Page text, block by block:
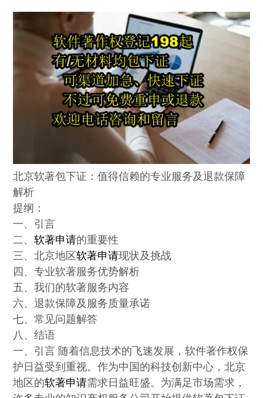
北京软著包下证：值得信赖的专业服务及退款保障
解析
提纲：
一、引言
二、软著申请的重要性
三、北京地区软著申请现状及挑战
四、专业软著服务优势解析
五、我们的软著服务内容
六、退款保障及服务质量承诺
七、常见问题解答
八、结语
一、引言 随着信息技术的飞速发展，软件著作权保
护日益受到重视。作为中国的科技创新中心，北京
地区的软著申请需求日益旺盛。为满足市场需求，